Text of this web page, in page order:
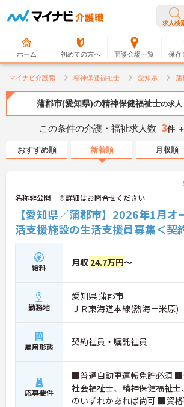
求人検
ホーム 初めての方へ 面談会場一覧 保存
マイナビ介護職 精神保健福祉士 愛知県 蒲
蒲郡市(愛知県)の精神保健福祉士の求人
この条件の介護・福祉求人数 3件 ＋
おすすめ順 新着順 月収順
名称非公開 ※詳細はお問合せください
【愛知県／蒲郡市】2026年1月
活支援施設の生活支援員募集＜契
給料 月収 24.7万円～
勤務地
愛知県 蒲郡市
ＪＲ東海道本線(熱海－米原)
雇用形態 契約社員・嘱託社員
応募要件
■普通自動車運転免許必須 ■
社会福祉士、精神保健福祉士
のいずれかあれば尚可 ■資